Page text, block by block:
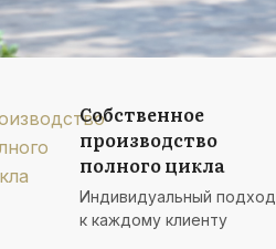
Собственное
производство
полного цикла
Индивидуальный подход
к каждому клиенту